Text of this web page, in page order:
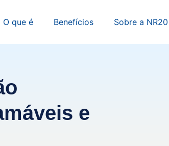
O que é Benefícios Sobre a NR20
e